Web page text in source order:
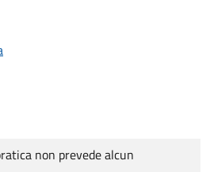
non prevede alcun